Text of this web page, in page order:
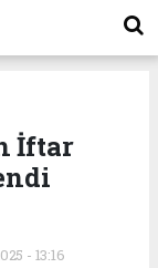
İftar
- 13:16